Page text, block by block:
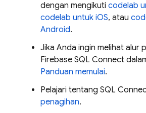
dengan mengikuti codelab
codelab untuk iOS, atau
Android.
Jika Anda ingin melihat alur
Firebase SQL Connect
Panduan memulai.
Pelajari tentang SQL
penagihan.